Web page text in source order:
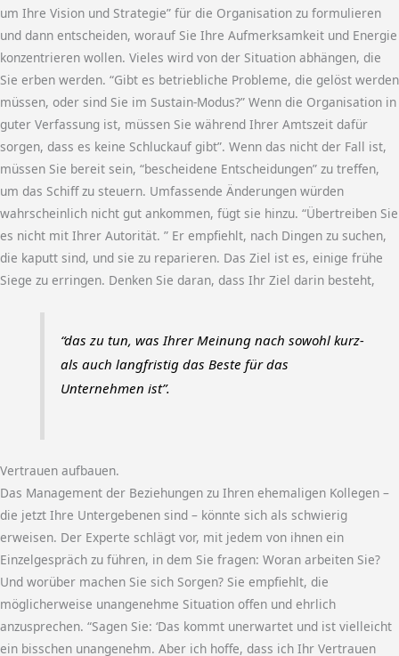
um Ihre Vision und Strategie” für die Organisation zu formulieren
und dann entscheiden, worauf Sie Ihre Aufmerksamkeit und Energie
konzentrieren wollen. Vieles wird von der Situation abhängen, die
Sie erben werden. “Gibt es betriebliche Probleme, die gelöst werden
müssen, oder sind Sie im Sustain-Modus?” Wenn die Organisation in
guter Verfassung ist, müssen Sie während Ihrer Amtszeit dafür
sorgen, dass es keine Schluckauf gibt”. Wenn das nicht der Fall ist,
müssen Sie bereit sein, “bescheidene Entscheidungen” zu treffen,
um das Schiff zu steuern. Umfassende Änderungen würden
wahrscheinlich nicht gut ankommen, fügt sie hinzu. “Übertreiben Sie
es nicht mit Ihrer Autorität. ” Er empfiehlt, nach Dingen zu suchen,
die kaputt sind, und sie zu reparieren. Das Ziel ist es, einige frühe
Siege zu erringen. Denken Sie daran, dass Ihr Ziel darin besteht,
“das zu tun, was Ihrer Meinung nach sowohl kurz-
als auch langfristig das Beste für das
Unternehmen ist”.
Vertrauen aufbauen.
Das Management der Beziehungen zu Ihren ehemaligen Kollegen –
die jetzt Ihre Untergebenen sind – könnte sich als schwierig
erweisen. Der Experte schlägt vor, mit jedem von ihnen ein
Einzelgespräch zu führen, in dem Sie fragen: Woran arbeiten Sie?
Und worüber machen Sie sich Sorgen? Sie empfiehlt, die
möglicherweise unangenehme Situation offen und ehrlich
anzusprechen. “Sagen Sie: ‘Das kommt unerwartet und ist vielleicht
ein bisschen unangenehm. Aber ich hoffe, dass ich Ihr Vertrauen